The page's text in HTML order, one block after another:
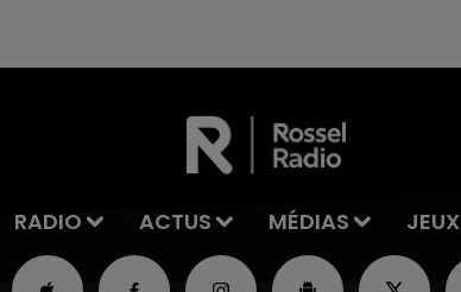
RADIO ACTUS MÉDIAS JEUX